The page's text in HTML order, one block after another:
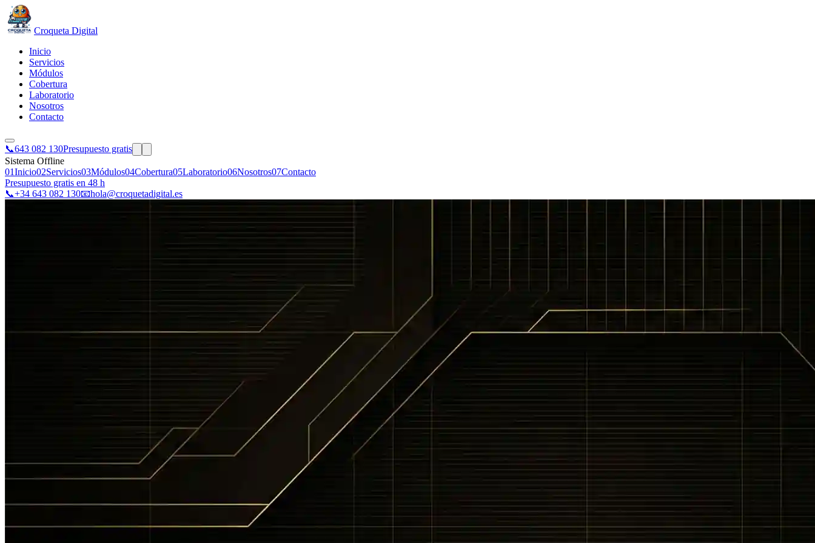
Croqueta Digital
Inicio
Servicios
Módulos
Cobertura
Laboratorio
Nosotros
Contacto
📞643 082 130Presupuesto gratis
Sistema Offline
01Inicio02Servicios03Módulos04Cobertura05Laboratorio06Nosotros07Contacto
Presupuesto gratis en 48 h
📞+34 643 082 130📧hola@croquetadigital.es